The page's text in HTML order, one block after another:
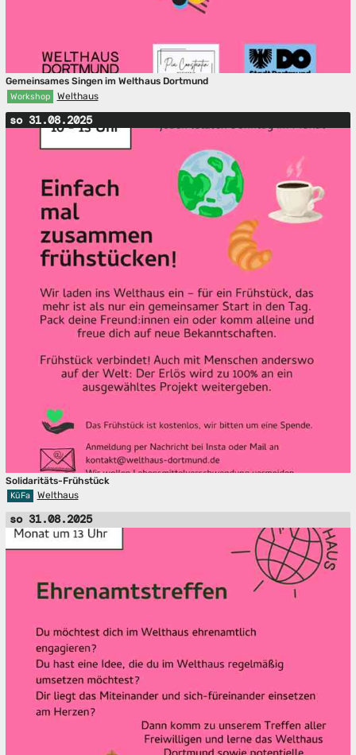
Gemeinsames Singen im Welthaus Dortmund
Workshop Welthaus
so 31.08.2025
Solidaritäts-Frühstück
KüFa Welthaus
so 31.08.2025